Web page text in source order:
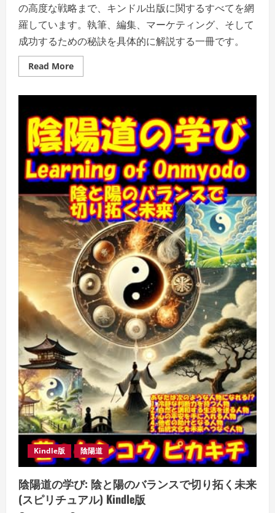
の高度な戦略まで、キンドル出版に関するすべてを網
羅しています。執筆、編集、マーケティング、そして
成功するための秘訣を具体的に解説する一冊です。
Read MoreRead
more
ル
出
版:
初
心
者
か
ら
プ
ロ
向
け
の
成
功
達
成
ガ
イ
ド
Kindle
版
PIKAKICHI
KENKOU
(著)
Kindle版 陰陽道
陰陽道の学び: 陰と陽のバランスで切り拓く未来
(スピリチュアル) Kindle版